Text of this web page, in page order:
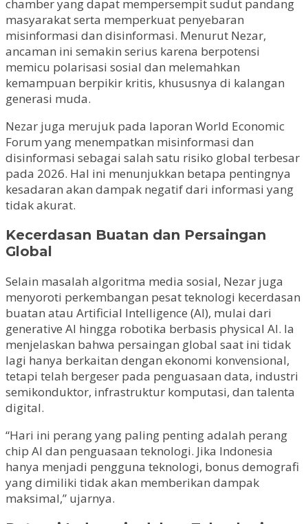
chamber yang dapat mempersempit sudut pandang
masyarakat serta memperkuat penyebaran
misinformasi dan disinformasi. Menurut Nezar,
ancaman ini semakin serius karena berpotensi
memicu polarisasi sosial dan melemahkan
kemampuan berpikir kritis, khususnya di kalangan
generasi muda.
Nezar juga merujuk pada laporan World Economic
Forum yang menempatkan misinformasi dan
disinformasi sebagai salah satu risiko global terbesar
pada 2026. Hal ini menunjukkan betapa pentingnya
kesadaran akan dampak negatif dari informasi yang
tidak akurat.
Kecerdasan Buatan dan Persaingan
Global
Selain masalah algoritma media sosial, Nezar juga
menyoroti perkembangan pesat teknologi kecerdasan
buatan atau Artificial Intelligence (AI), mulai dari
generative AI hingga robotika berbasis physical AI. Ia
menjelaskan bahwa persaingan global saat ini tidak
lagi hanya berkaitan dengan ekonomi konvensional,
tetapi telah bergeser pada penguasaan data, industri
semikonduktor, infrastruktur komputasi, dan talenta
digital.
“Hari ini perang yang paling penting adalah perang
chip AI dan penguasaan teknologi. Jika Indonesia
hanya menjadi pengguna teknologi, bonus demografi
yang dimiliki tidak akan memberikan dampak
maksimal,” ujarnya.